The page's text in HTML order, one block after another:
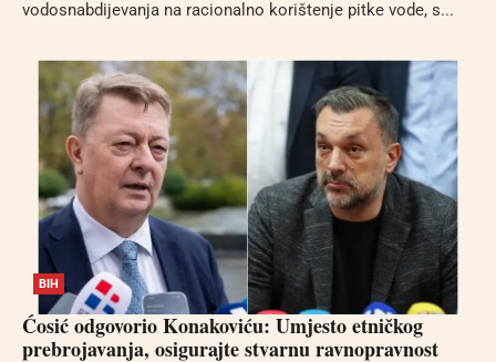
vodosnabdijevanja na racionalno korištenje pitke vode, s...
BIH
Ćosić odgovorio Konakoviću: Umjesto etničkog
prebrojavanja, osigurajte stvarnu ravnopravnost